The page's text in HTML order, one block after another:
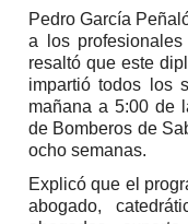
Pedro García
a los
resaltó que este
impartió todos los
mañana a 5:00 de
de Bomberos de
ocho semanas.
Explicó que el
abogado,